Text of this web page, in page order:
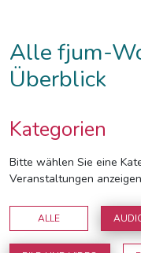
Alle fjum-
Überblick
Kategorien
Bitte wählen Sie eine
Veranstaltungen
ALLE